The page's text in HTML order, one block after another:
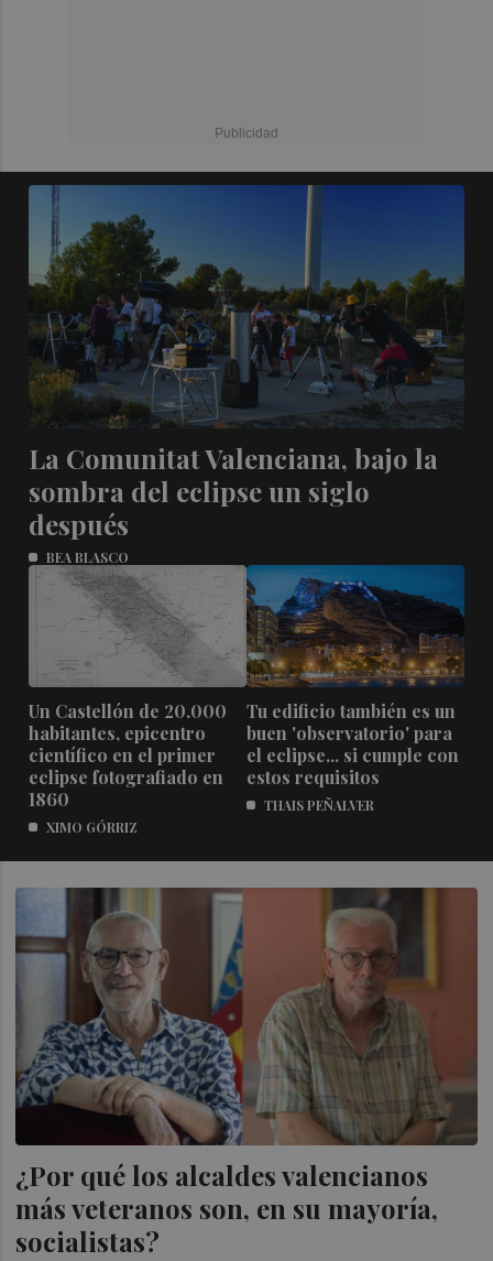
La Comunitat Valenciana, bajo la
sombra del eclipse un siglo
después
BEA BLASCO
Un Castellón de 20.000
habitantes, epicentro
científico en el primer
eclipse fotografiado en
1860
XIMO GÓRRIZ
Tu edificio también es un
buen 'observatorio' para
el eclipse... si cumple con
estos requisitos
THAIS PEÑALVER
¿Por qué los alcaldes valencianos
más veteranos son, en su mayoría,
socialistas?